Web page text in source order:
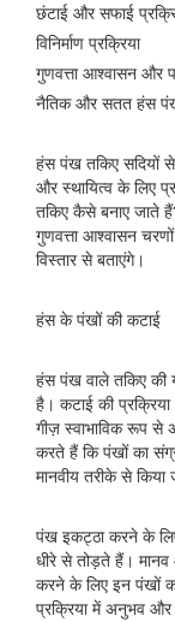
छंटाई और सफाई
विनिर्माण प्रक्रिया
गुणवत्ता आश्वासन और
नैतिक और सतत हंस
हंस पंख तकिए सदियों
और स्थायित्व के लिए
तकिए कैसे बनाए जाते
गुणवत्ता आश्वासन
विस्तार से बताएंगे।
हंस के पंखों की कटाई
हंस पंख वाले तकिए की
है। कटाई की
गीज़ स्वाभाविक रूप से
करते हैं कि पंखों का
मानवीय तरीके से किया
पंख इकट्ठा करने के
धीरे से तोड़ते हैं।
करने के लिए इन पंखों
प्रक्रिया में अनुभव और